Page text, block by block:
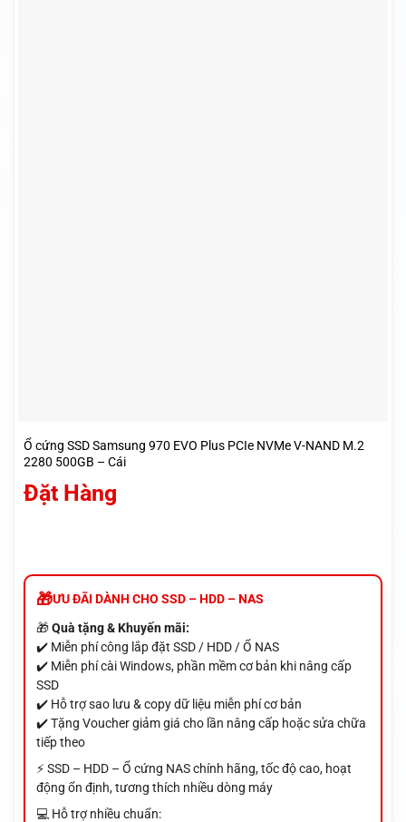
Ổ cứng SSD Samsung 970 EVO Plus PCIe NVMe V-NAND M.2
2280 500GB – Cái
Đặt Hàng
ƯU ĐÃI DÀNH CHO SSD – HDD – NAS
🎁Quà tặng & Khuyến mãi:
✔️ Miễn phí công lắp đặt SSD / HDD / Ổ NAS
✔️ Miễn phí cài Windows, phần mềm cơ bản khi nâng cấp
SSD
✔️ Hỗ trợ sao lưu & copy dữ liệu miễn phí cơ bản
✔️ Tặng Voucher giảm giá cho lần nâng cấp hoặc sửa chữa
tiếp theo
⚡ SSD – HDD – Ổ cứng NAS chính hãng, tốc độ cao, hoạt
động ổn định, tương thích nhiều dòng máy
💻 Hỗ trợ nhiều chuẩn: